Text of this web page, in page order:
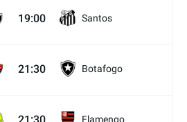
19:00 Santos
21:30 Botafogo
Flamengo